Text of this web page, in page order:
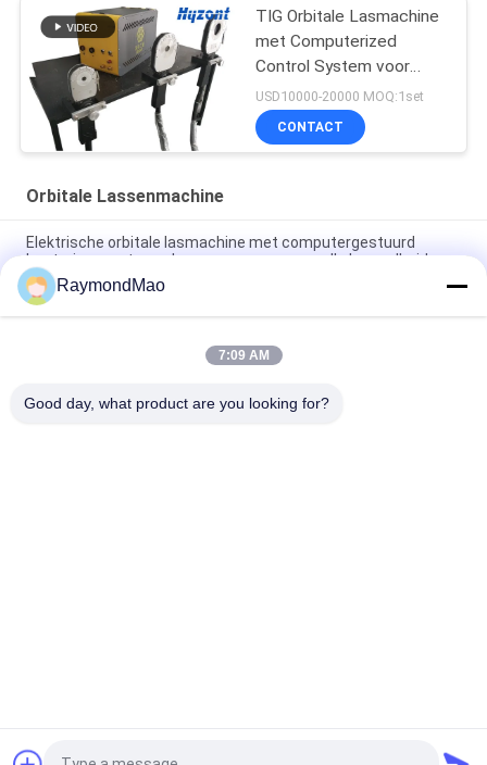
TIG Orbitale Lasmachine
met Computerized
Control System voor
meerdere talen
USD10000-20000 MOQ:1set
CONTACT
Orbitale Lassenmachine
Elektrische orbitale lasmachine met computergestuurd
besturingssysteem, hoog vermogen en snelle lassnelheid
Hoogprecisie Orbitaal Lasmachine met computergestuurde
besturing en een hoog vermogen voor industriële pijplasing
Zeer nauwkeurige orbitale lasmachine met snelle lassnelheid
RaymondMao
7:09 AM
Good day, what product are you looking for?